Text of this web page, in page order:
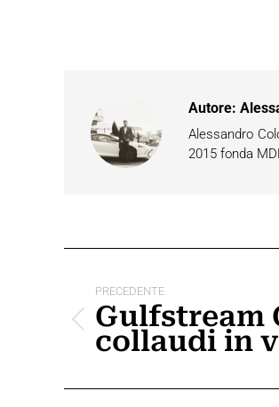
Autore:
Alessandro
2015 fonda
post
PRECEDENTE
Post
precedente:
Gulfstream
collaudi in